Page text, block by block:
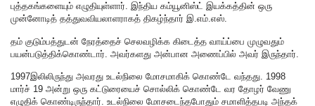
புத்தகங்களையும் எழுதியுள்ளார். இந்திய கம்யூனிஸ்ட் இயக்கத்தின் ஒரு
முன்னோடித் தத்துவவியலாளராகத் திகழ்ந்தார் இ.எம்.எஸ்.
தம் குடும்பத்துடன் நேரத்தைச் செலவழிக்க கிடைத்த வாய்ப்பை முழுவதும்
பயன்படுத்திக்கொண்டார். அவர்களது அன்பான அணைப்பில் அவர் இருந்தார்.
1997இலிலிருந்து அவரது உடல்நிலை மோசமாகிக் கொண்டே வந்தது. 1998
மார்ச் 19 அன்று ஒரு கட்டுரையைச் சொல்லிக் கொண்டே வர தோழர் வேணு
எழுதிக் கொண்டிருந்தார். உடல்நிலை மோசடைந்தபோதும் சமாளித்தபடி அந்தக்